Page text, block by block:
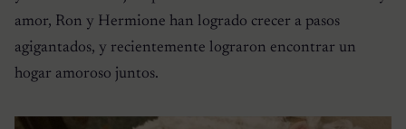
amor, Ron y Hermione han logrado crecer a pasos
agigantados, y recientemente lograron encontrar un
hogar amoroso juntos.